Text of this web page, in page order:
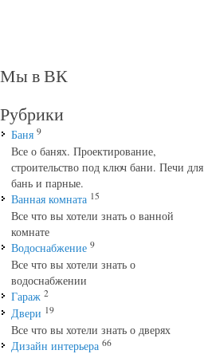
Мы в ВК
Рубрики
Баня 9
Все о банях. Проектирование,
строительство под ключ бани. Печи для
бань и парные.
Ванная комната 15
Все что вы хотели знать о ванной
комнате
Водоснабжение 9
Все что вы хотели знать о
водоснабжении
Гараж 2
Двери 19
Все что вы хотели знать о дверях
Дизайн интерьера 66